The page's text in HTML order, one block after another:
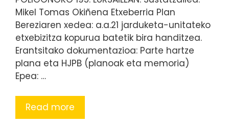
Mikel Tomas Okiñena Etxeberria Plan
Bereziaren xedea: a.a.21 jarduketa-unitateko
etxebizitza kopurua batetik bira handitzea.
Erantsitako dokumentazioa: Parte hartze
plana eta HJPB (planoak eta memoria)
Epea: …
Read more